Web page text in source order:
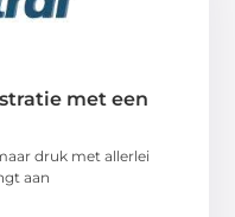
met een
druk met allerlei
aan